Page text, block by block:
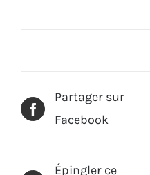
Partager sur
Facebook
Épingler ce